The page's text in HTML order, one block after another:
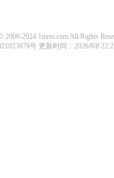
2000-2024 1mrm.com All Rights
号 更新时间：2026/8/8